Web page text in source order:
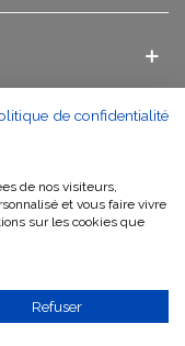
de confidentialité
de nos visiteurs,
et vous faire vivre
sur les cookies que
Refuser